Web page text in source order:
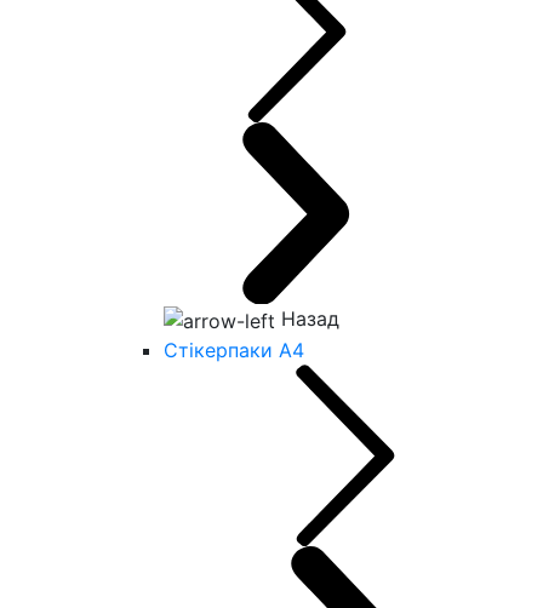
Назад
Стікерпаки А4